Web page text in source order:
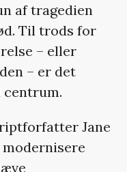
af tragedien
Til trods for
– eller
– er det
centrum.
Jane